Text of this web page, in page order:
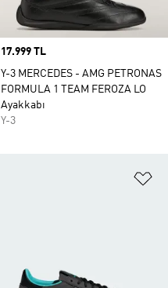
Price
17.999 TL
Y-3 MERCEDES - AMG PETRONAS
FORMULA 1 TEAM FEROZA LO
Ayakkabı
Y-3